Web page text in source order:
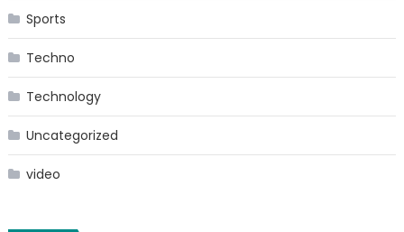
Sports
Techno
Technology
Uncategorized
video